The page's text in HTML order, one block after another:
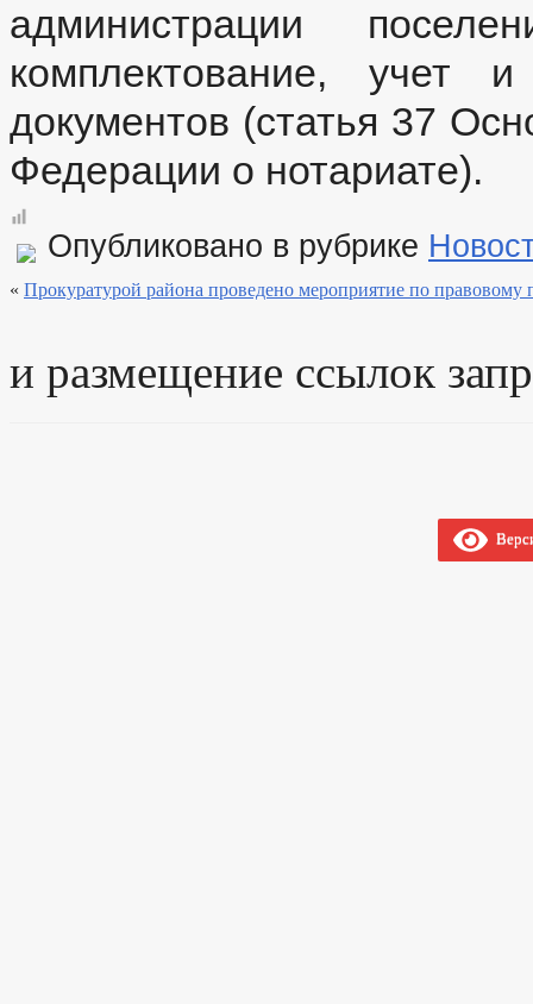
администрации
комплектование, учет
документов (статья 37
Федерации о нотариате).
Опубликовано в рубрике
« Прокуратурой района проведено мероприятие по
и размещение ссылок